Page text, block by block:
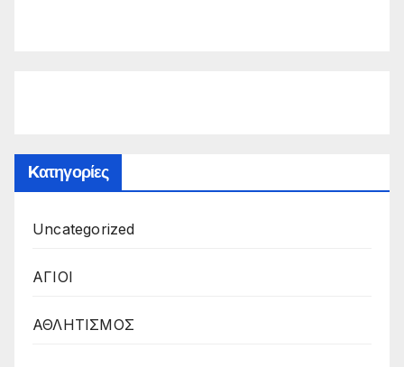
Kατηγορίες
Uncategorized
ΑΓΙΟΙ
ΑΘΛΗΤΙΣΜΟΣ